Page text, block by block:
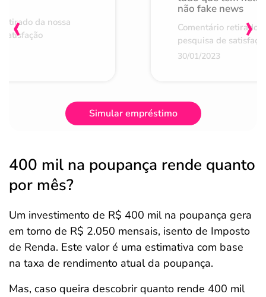
da nossa
não fake news
Comentário retirado
pesquisa de
30/01/2023
‹ ›
Simular empréstimo
400 mil na poupança rende quanto
por mês?
Um investimento de R$ 400 mil na poupança gera
em torno de R$ 2.050 mensais, isento de Imposto
de Renda. Este valor é uma estimativa com base
na taxa de rendimento atual da poupança.
Mas, caso queira descobrir quanto rende 400 mil